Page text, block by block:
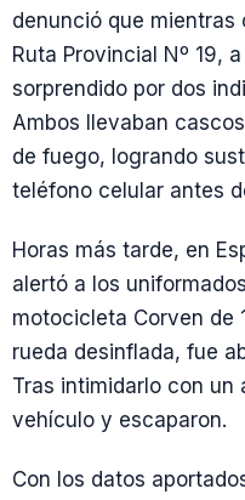
denunció que
Ruta Provincial Nº 19,
sorprendido por dos
Ambos llevaban
de fuego, logrando
teléfono celular antes
Horas más tarde, en
alertó a los
motocicleta Corven de
rueda desinflada, fue
Tras intimidarlo con un
vehículo y escaparon.
Con los datos